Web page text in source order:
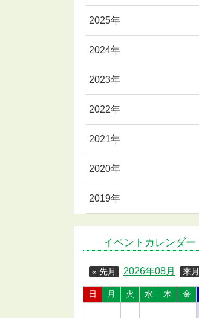
2025年
2024年
2023年
2022年
2021年
2020年
2019年
イベントカレンダー
« 先月 来
2026年08月
日 月 火 水 木 金